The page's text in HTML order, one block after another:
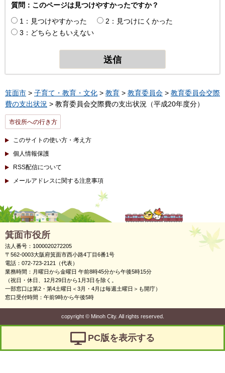
質問：このページは見つけやすかったですか？
1：見つけやすかった
2：見つけにくかった
3：どちらともいえない
箕面市 > 子育て・教育・文化 > 教育 > 教育委員会 > 教育委員会交際
費の支出状況 > 教育委員会交際費の支出状況（平成20年度分）
市役所への行き方
このサイトの使い方・考え方
個人情報保護
RSS配信について
メールアドレスに関する注意事項
箕面市役所
法人番号：1000020272205
〒562-0003大阪府箕面市西小路4丁目6番1号
電話：072-723-2121（代表）
業務時間：月曜日から金曜日 午前8時45分から午後5時15分
（祝日・休日、12月29日から1月3日を除く。
一部窓口は第2・第4土曜日＜3月・4月は毎週土曜日＞も開庁）
窓口受付時間：午前9時から午後5時
copyright ©Minoh City. All rights reserved.
PC版を表示する